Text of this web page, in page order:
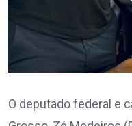
O deputado federal e